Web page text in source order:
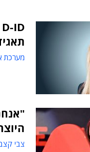
מערכת
צבי